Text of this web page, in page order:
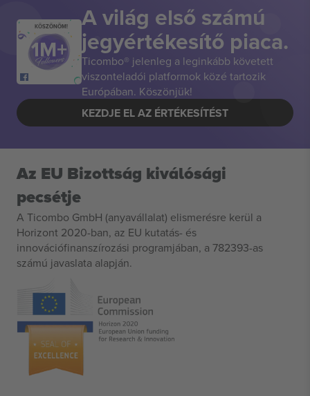
KÖSZÖNÖM! A világ első számú
jegyértékesítő piaca.
Ticombo® jelenleg a leginkább követett
viszonteladói platformok közé tartozik
Európában. Köszönjük!
KEZDJE EL AZ ÉRTÉKESÍTÉST
Az EU Bizottság kiválósági
pecsétje
A Ticombo GmbH (anyavállalat) elismerésre kerül a
Horizont 2020-ban, az EU kutatás- és
innovációfinanszírozási programjában, a 782393-as
számú javaslata alapján.